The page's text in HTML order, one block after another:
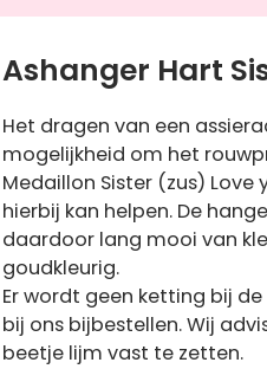
Ashanger Hart
Het dragen van een
mogelijkheid om het
Medaillon Sister (zus)
hierbij kan helpen. De
daardoor lang mooi van
goudkleurig.
Er wordt geen ketting bij
bij ons bijbestellen. Wij
beetje lijm vast te zetten.